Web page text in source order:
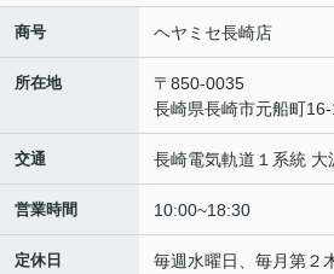
商号 ヘヤミセ長崎店
所在地
〒850-0035
長崎県長崎市元船町
交通 長崎電気軌道１系統 大
営業時間 10:00~18:30
定休日
毎週水曜日、毎月第２